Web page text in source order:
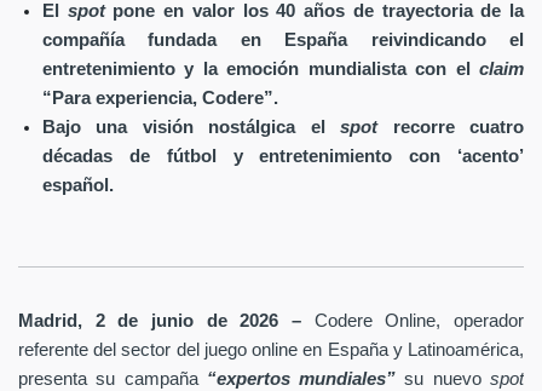
El spot pone en valor los 40 años de trayectoria de la
compañía fundada en España reivindicando el
entretenimiento y la emoción mundialista con el claim
“Para experiencia, Codere”.
Bajo una visión nostálgica elspotrecorre cuatro
décadas de fútbol y entretenimiento con ‘acento’
español.
Madrid, 2 de junio de 2026 – Codere Online, operador
referente del sector del juego online en España y Latinoamérica,
presenta su campaña “expertos mundiales” su nuevospot